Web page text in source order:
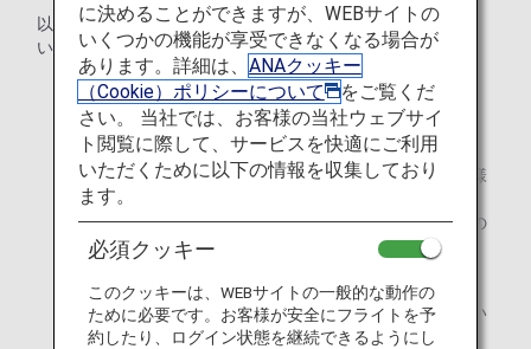
以下のいずれか1つ以上に該当するお客様はお知らせくださ
い。
足が不自由で固定式肘掛けを越えることができないた
め、可動式肘掛けを備えた通路席が必要なお客様
（例）車椅子をご利用で座席への移乗が難しいお客様
搭乗便に介助者が同行し、並びの座席をご希望のお客様
（食事の介助、視覚のサポート、聴覚のサポート）
（例）視覚障がいや聴覚障がいがあり隣席でお連れ様の
介助が必要なお客様
足元のスペースが広い座席を必要とするお客様
（例）病気やけがにより足が曲がらない等で足元に広い
スペースを必要とするお客様
に決めることができますが、WEBサイトの
いくつかの機能が享受できなくなる場合が
あります。詳細は、 ANAクッキー
（Cookie）ポリシーについて
をご覧くだ
さい。 当社では、お客様の当社ウェブサイ
ト閲覧に際して、サービスを快適にご利用
いただくために以下の情報を収集しており
ます。
必須クッキー
このクッキーは、WEBサイトの一般的な動作の
ために必要です。お客様が安全にフライトを予
約したり、ログイン状態を継続できるようにし